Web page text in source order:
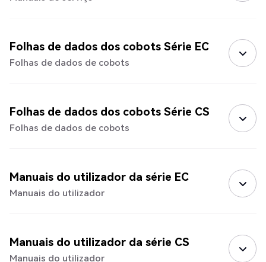
Folhas de dados dos cobots Série EC
Folhas de dados de cobots
Folhas de dados dos cobots Série CS
Folhas de dados de cobots
Manuais do utilizador da série EC
Manuais do utilizador
Manuais do utilizador da série CS
Manuais do utilizador